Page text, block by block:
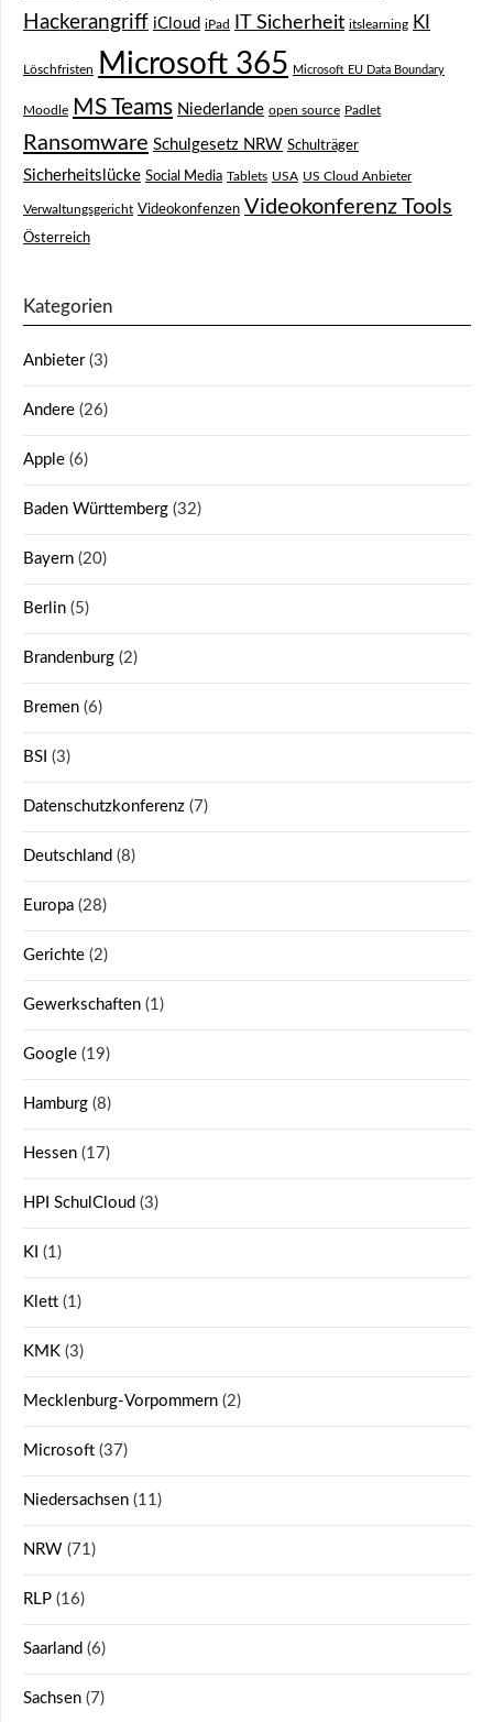
Hackerangriff iCloud iPad IT Sicherheit itslearning KI
Löschfristen Microsoft 365 Microsoft EU Data Boundary
Moodle MS Teams Niederlande open source Padlet
Ransomware Schulgesetz NRW Schulträger
Sicherheitslücke Social Media Tablets USA US Cloud Anbieter
Verwaltungsgericht Videokonfenzen Videokonferenz Tools
Österreich
Kategorien
Anbieter(3)
Andere (26)
Apple (6)
Baden Württemberg (32)
Bayern (20)
Berlin (5)
Brandenburg (2)
Bremen (6)
BSI (3)
Datenschutzkonferenz (7)
Deutschland (8)
Europa (28)
Gerichte (2)
Gewerkschaften (1)
Google (19)
Hamburg (8)
Hessen (17)
HPI SchulCloud (3)
KI (1)
Klett (1)
KMK (3)
Mecklenburg-Vorpommern (2)
Microsoft (37)
Niedersachsen (11)
NRW (71)
RLP (16)
Saarland (6)
Sachsen (7)